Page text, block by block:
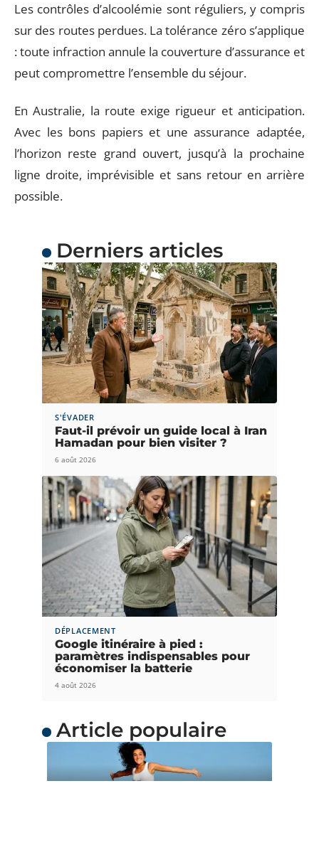
Les contrôles d’alcoolémie sont réguliers, y compris
sur des routes perdues. La tolérance zéro s’applique
: toute infraction annule la couverture d’assurance et
peut compromettre l’ensemble du séjour.
En Australie, la route exige rigueur et anticipation.
Avec les bons papiers et une assurance adaptée,
l’horizon reste grand ouvert, jusqu’à la prochaine
ligne droite, imprévisible et sans retour en arrière
possible.
Derniers articles
S'ÉVADER
Faut-il prévoir un guide local à Iran
Hamadan pour bien visiter ?
6 août 2026
DÉPLACEMENT
Google itinéraire à pied :
paramètres indispensables pour
économiser la batterie
4 août 2026
Article populaire
ACTUS